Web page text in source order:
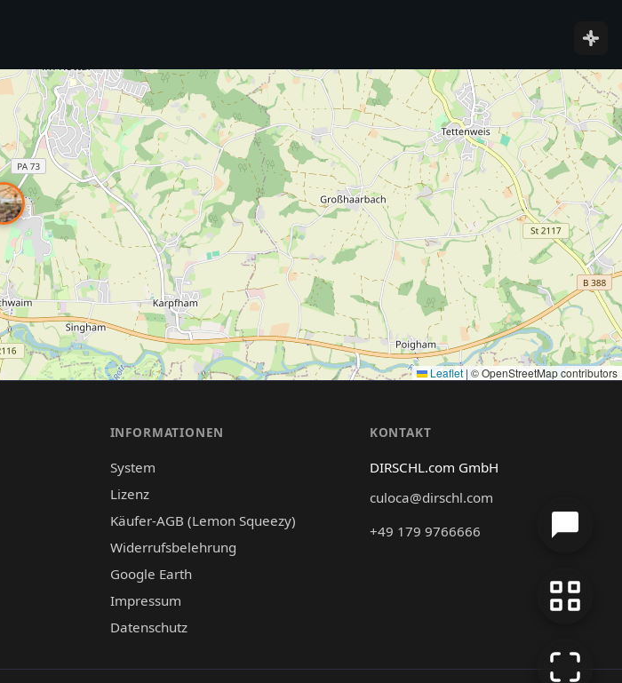
Leaflet | © OpenStreetMap contributors
INFORMATIONEN
System
Lizenz
Käufer-AGB (Lemon Squeezy)
Widerrufsbelehrung
Google Earth
Impressum
Datenschutz
KONTAKT
DIRSCHL.com GmbH
culoca@dirschl.com
+49 179 9766666